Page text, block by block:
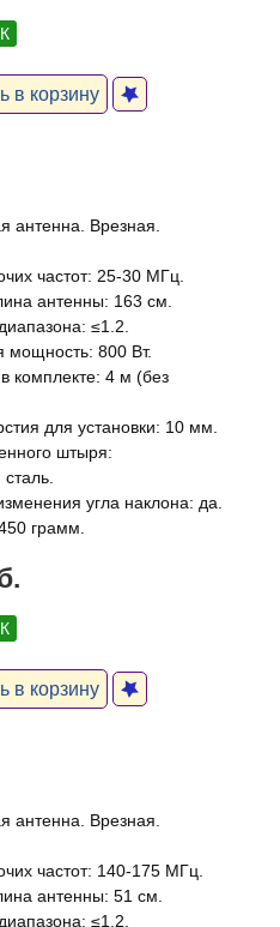
К
в корзину
антенна. Врезная.
частот: 25-30 МГц.
антенны: 163 см.
≤1.2.
мощность: 800 Вт.
комплекте: 4 м (без
для установки: 10 мм.
штыря:
угла наклона: да.
грамм.
К
в корзину
антенна. Врезная.
частот: 140-175 МГц.
антенны: 51 см.
≤1.2.